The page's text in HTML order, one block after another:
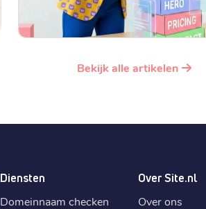
Bekijk alle artikelen
Diensten
Domeinnaam checken
Over Site.nl
Over ons